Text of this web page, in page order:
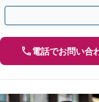
案でも対応！協議、調停、
電話でお問い合